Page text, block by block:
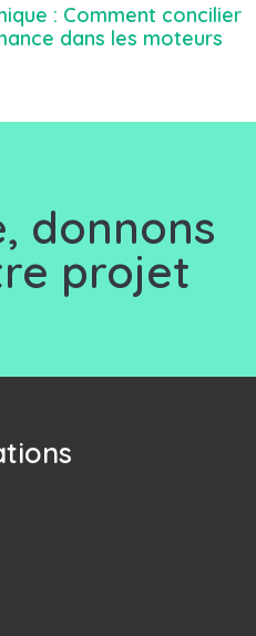
: Comment concilier
dans les moteurs
donnons
projet